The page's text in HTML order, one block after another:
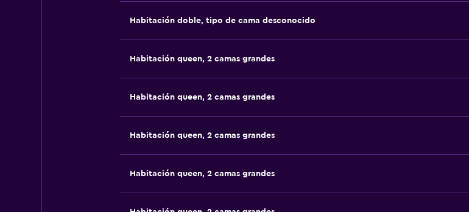
Habitación doble, tipo de cama desconocido
Habitación queen, 2 camas grandes
Habitación queen, 2 camas grandes
Habitación queen, 2 camas grandes
Habitación queen, 2 camas grandes